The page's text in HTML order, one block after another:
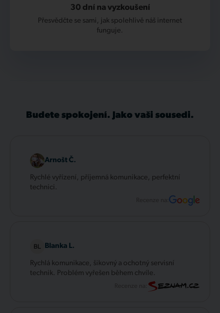
30 dní na vyzkoušení
Přesvědčte se sami, jak spolehlivě náš internet
funguje.
Budete spokojení. Jako vaši sousedi.
Arnošt Č.
Rychlé vyřízení, příjemná komunikace, perfektní
technici.
Recenze na:
Blanka L.
Rychlá komunikace, šikovný a ochotný servisní
technik. Problém vyřešen během chvíle.